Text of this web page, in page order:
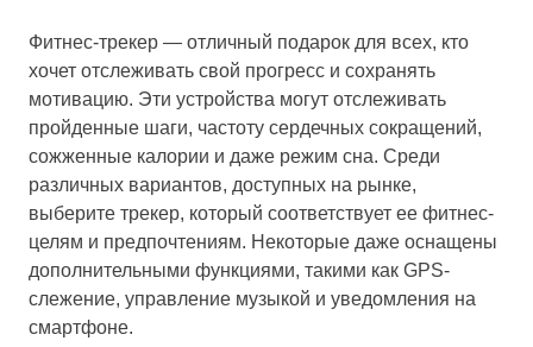
Фитнес-трекер — отличный подарок для всех, кто
хочет отслеживать свой прогресс и сохранять
мотивацию. Эти устройства могут отслеживать
пройденные шаги, частоту сердечных сокращений,
сожженные калории и даже режим сна. Среди
различных вариантов, доступных на рынке,
выберите трекер, который соответствует ее фитнес-
целям и предпочтениям. Некоторые даже оснащены
дополнительными функциями, такими как GPS-
слежение, управление музыкой и уведомления на
смартфоне.